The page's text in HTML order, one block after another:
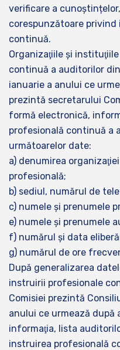
verificare a
corespunzătoare
continuă.
Organizaţiile şi
continuă a auditorilor din
ianuarie a anului ce
prezintă secretarului
formă electronică,
profesională continuă a
următoarelor date:
a) denumirea
profesională;
b) sediul, numărul de
c) numele şi prenumele
e) numele şi prenumele
f) numărul şi data
g) numărul de ore
După generalizarea
instruirii profesionale
Comisiei prezintă
anului ce urmează după
informaţia, lista
instruirea profesională